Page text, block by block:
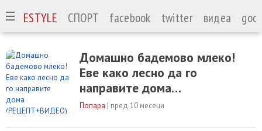
LIFESTYLE СПОРТ facebook twitter видеа
Домашно бадемово млеко!
Еве како лесно да го
направите дома
(РЕЦЕПТ+ВИДЕО)
Попара | пред 10 месеци